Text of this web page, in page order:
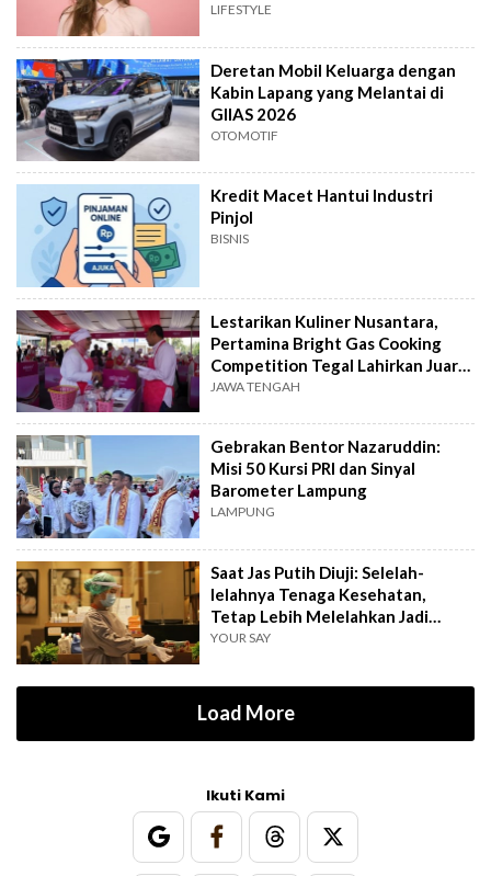
LIFESTYLE
Deretan Mobil Keluarga dengan
Kabin Lapang yang Melantai di
GIIAS 2026
OTOMOTIF
Kredit Macet Hantui Industri
Pinjol
BISNIS
Lestarikan Kuliner Nusantara,
Pertamina Bright Gas Cooking
Competition Tegal Lahirkan Juara
Baru
JAWA TENGAH
Gebrakan Bentor Nazaruddin:
Misi 50 Kursi PRI dan Sinyal
Barometer Lampung
LAMPUNG
Saat Jas Putih Diuji: Selelah-
lelahnya Tenaga Kesehatan,
Tetap Lebih Melelahkan Jadi
Pasien
YOUR SAY
Load More
Ikuti Kami